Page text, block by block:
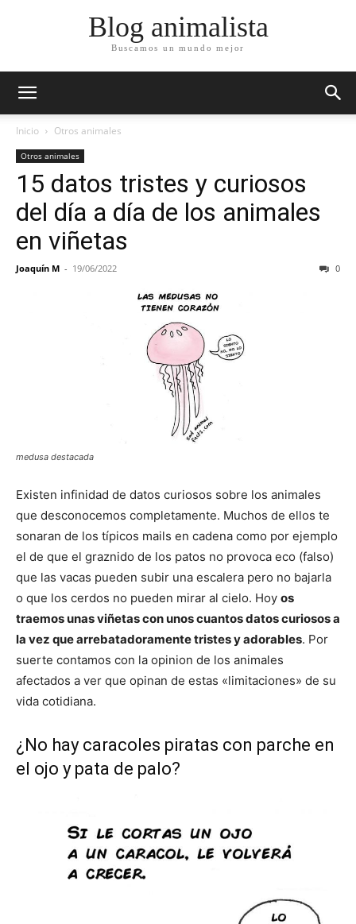
Blog animalista
Buscamos un mundo mejor
Inicio Otros animales
Otros animales
15 datos tristes y curiosos
del día a día de los animales
en viñetas
Joaquín M - 19/06/2022 0
medusa destacada
Existen infinidad de datos curiosos sobre los animales
que desconocemos completamente. Muchos de ellos te
sonaran de los típicos mails en cadena como por ejemplo
el de que el graznido de los patos no provoca eco (falso)
que las vacas pueden subir una escalera pero no bajarla
o que los cerdos no pueden mirar al cielo. Hoy os
traemos unas viñetas con unos cuantos datos curiosos a
la vez que arrebatadoramente tristes y adorables. Por
suerte contamos con la opinion de los animales
afectados a ver que opinan de estas «limitaciones» de su
vida cotidiana.
¿No hay caracoles piratas con parche en
el ojo y pata de palo?